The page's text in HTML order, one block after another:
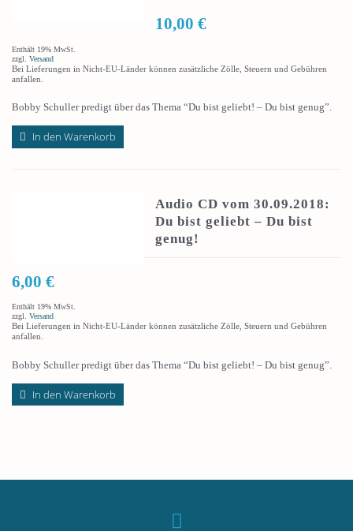
10,00€
Enthält 19% MwSt.
zzgl. Versand
Bei Lieferungen in Nicht-EU-Länder können zusätzliche Zölle, Steuern und Gebühren
anfallen.
Bobby Schuller predigt über das Thema “Du bist geliebt! – Du bist genug”.
In den Warenkorb
Audio CD vom 30.09.2018:
Du bist geliebt – Du bist
genug!
6,00 €
Enthält 19% MwSt.
zzgl. Versand
Bei Lieferungen in Nicht-EU-Länder können zusätzliche Zölle, Steuern und Gebühren
anfallen.
Bobby Schuller predigt über das Thema “Du bist geliebt! – Du bist genug”.
In den Warenkorb